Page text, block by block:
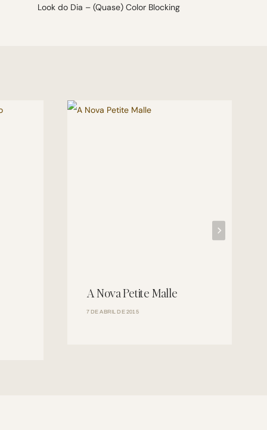
Look do Dia – (Quase) Color Blocking
A Nova Petite Malle
7 DE ABRIL DE 2015